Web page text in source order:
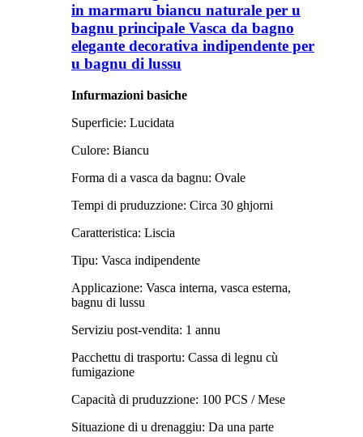
in marmaru biancu naturale per u
bagnu principale Vasca da bagno
elegante decorativa indipendente per
u bagnu di lussu
Infurmazioni basiche
Superficie: Lucidata
Culore: Biancu
Forma di a vasca da bagnu: Ovale
Tempi di pruduzzione: Circa 30 ghjorni
Caratteristica: Liscia
Tipu: Vasca indipendente
Applicazione: Vasca interna, vasca esterna,
bagnu di lussu
Serviziu post-vendita: 1 annu
Pacchettu di trasportu: Cassa di legnu cù
fumigazione
Capacità di pruduzzione: 100 PCS / Mese
Situazione di u drenaggiu: Da una parte